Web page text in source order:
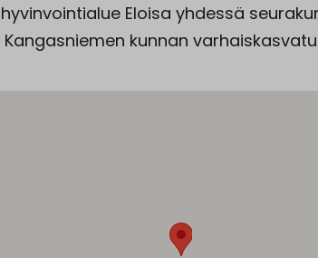
Eloisa yhdessä
kunnan